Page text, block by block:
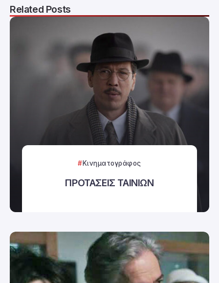
Related Posts
Κινηματογράφος
ΠΡΟΤΑΣΕΙΣ ΤΑΙΝΙΩΝ